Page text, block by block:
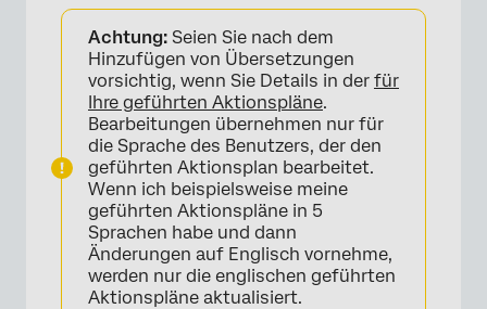
Achtung: Seien Sie nach dem
Hinzufügen von Übersetzungen
vorsichtig, wenn Sie Details in der für
Ihre geführten Aktionspläne.
Bearbeitungen übernehmen nur für
die Sprache des Benutzers, der den
geführten Aktionsplan bearbeitet.
Wenn ich beispielsweise meine
geführten Aktionspläne in 5
Sprachen habe und dann
Änderungen auf Englisch vornehme,
werden nur die englischen geführten
Aktionspläne aktualisiert.